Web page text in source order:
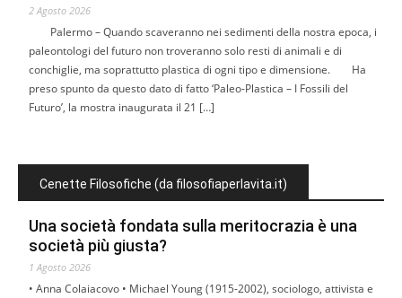
2 Agosto 2026
Palermo – Quando scaveranno nei sedimenti della nostra epoca, i
paleontologi del futuro non troveranno solo resti di animali e di
conchiglie, ma soprattutto plastica di ogni tipo e dimensione. Ha
preso spunto da questo dato di fatto ‘Paleo-Plastica – I Fossili del
Futuro’, la mostra inaugurata il 21 […]
Cenette Filosofiche (da filosofiaperlavita.it)
Una società fondata sulla meritocrazia è una
società più giusta?
1 Agosto 2026
• Anna Colaiacovo • Michael Young (1915-2002), sociologo, attivista e